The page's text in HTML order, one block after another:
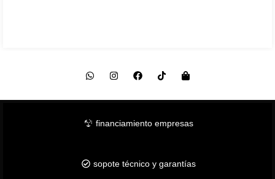
financiamiento empresas
sopote técnico y garantías